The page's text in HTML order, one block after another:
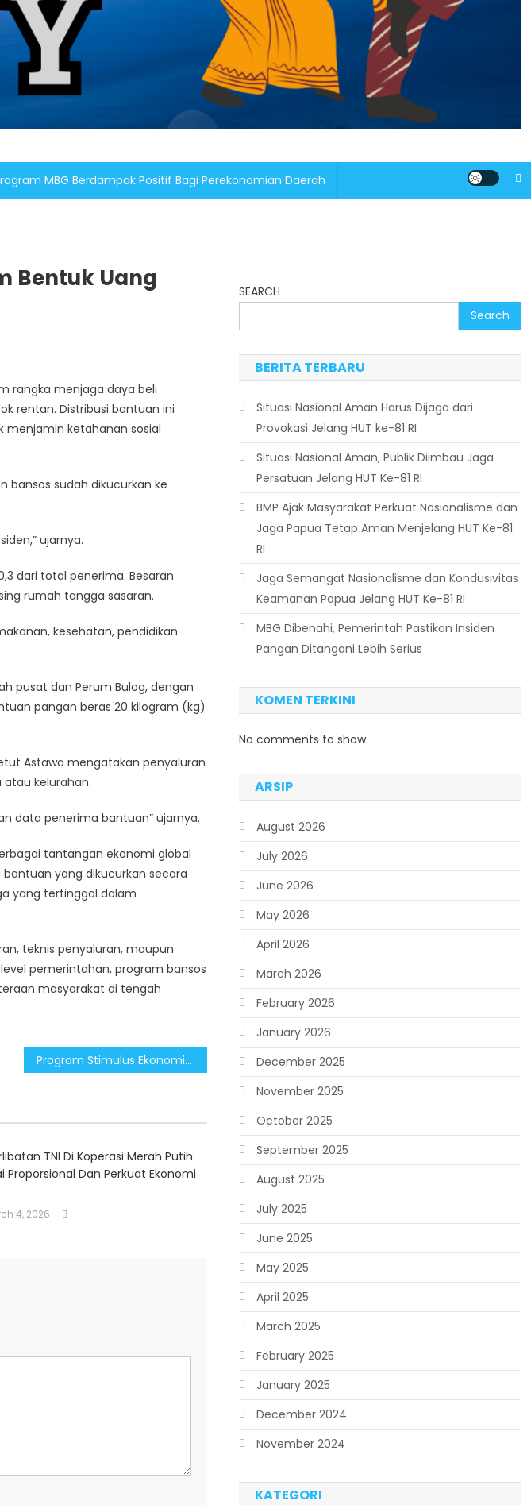
MBG Berdampak Positif Bagi Perekonomian Daerah
Bentuk Uang
rangka menjaga daya beli
rentan. Distribusi bantuan ini
menjamin ketahanan sosial
bansos sudah dikucurkan ke
ujarnya.
dari total penerima. Besaran
rumah tangga sasaran.
kesehatan, pendidikan
pusat dan Perum Bulog, dengan
pangan beras 20 kilogram (kg)
Astawa mengatakan penyaluran
kelurahan.
data penerima bantuan” ujarnya.
tantangan ekonomi global
yang dikucurkan secara
yang tertinggal dalam
teknis penyaluran, maupun
pemerintahan, program bansos
masyarakat di tengah
Program Stimulus Ekonomi dalam Bentuk Bantuan Sosial Jaga Daya Beli Masyarakat
TNI Di Koperasi Merah Putih
Proporsional Dan Perkuat Ekonomi
4, 2026
SEARCH
Search
BERITA TERBARU
Situasi Nasional Aman Harus Dijaga dari
Provokasi Jelang HUT ke-81 RI
Situasi Nasional Aman, Publik Diimbau Jaga
Persatuan Jelang HUT Ke-81 RI
BMP Ajak Masyarakat Perkuat Nasionalisme dan
Jaga Papua Tetap Aman Menjelang HUT Ke-81
RI
Jaga Semangat Nasionalisme dan Kondusivitas
Keamanan Papua Jelang HUT Ke-81 RI
MBG Dibenahi, Pemerintah Pastikan Insiden
Pangan Ditangani Lebih Serius
KOMEN TERKINI
No comments to show.
ARSIP
August 2026
July 2026
June 2026
May 2026
April 2026
March 2026
February 2026
January 2026
December 2025
November 2025
October 2025
September 2025
August 2025
July 2025
June 2025
May 2025
April 2025
March 2025
February 2025
January 2025
December 2024
November 2024
KATEGORI